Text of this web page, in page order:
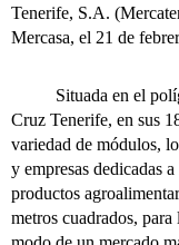
Tenerife, S.A.
Mercasa, el 21 de
Situada en el
Cruz Tenerife, en sus
variedad de módulos,
y empresas dedicadas
productos
metros cuadrados,